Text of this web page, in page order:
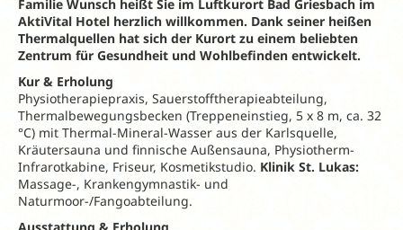
Familie Wunsch heißt Sie im Luftkurort Bad Griesbach im
AktiVital Hotel herzlich willkommen. Dank seiner heißen
Thermalquellen hat sich der Kurort zu einem beliebten
Zentrum für Gesundheit und Wohlbefinden entwickelt.
Kur & Erholung
Physiotherapiepraxis, Sauerstofftherapieabteilung,
Thermalbewegungsbecken (Treppeneinstieg, 5 x 8 m, ca. 32
°C) mit Thermal-Mineral-Wasser aus der Karlsquelle,
Kräutersauna und finnische Außensauna, Physiotherm-
Infrarotkabine, Friseur, Kosmetikstudio. Klinik St. Lukas:
Massage-, Krankengymnastik- und
Naturmoor-/Fangoabteilung.